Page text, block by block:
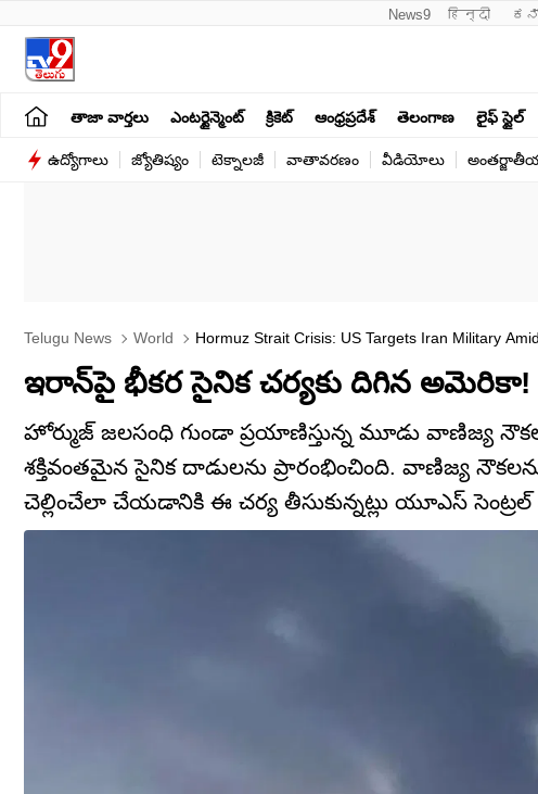
News9 हिन्दी
తాజా వార్తలు ఎంటర్టైన్మెంట్ క్రికెట్ ఆంధ్రప్రదేశ్ తెలంగాణ లైఫ్ స్టైల్
ఉద్యోగాలు జ్యోతిష్యం టెక్నాలజీ వాతావరణం వీడియోలు
Telugu News World Hormuz Strait Crisis: US Targets Iran Military
ఇరాన్‌పై భీకర సైనిక చర్యకు దిగిన అమెరికా!
హోర్ముజ్ జలసంధి గుండా ప్రయాణిస్తున్న మూడు వాణిజ్య
శక్తివంతమైన సైనిక దాడులను ప్రారంభించింది. వాణిజ్య
చెల్లించేలా చేయడానికి ఈ చర్య తీసుకున్నట్లు యూఎస్